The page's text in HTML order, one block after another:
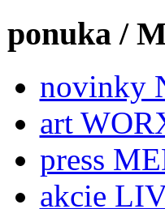
ponuka /
novinky
art
press
akcie